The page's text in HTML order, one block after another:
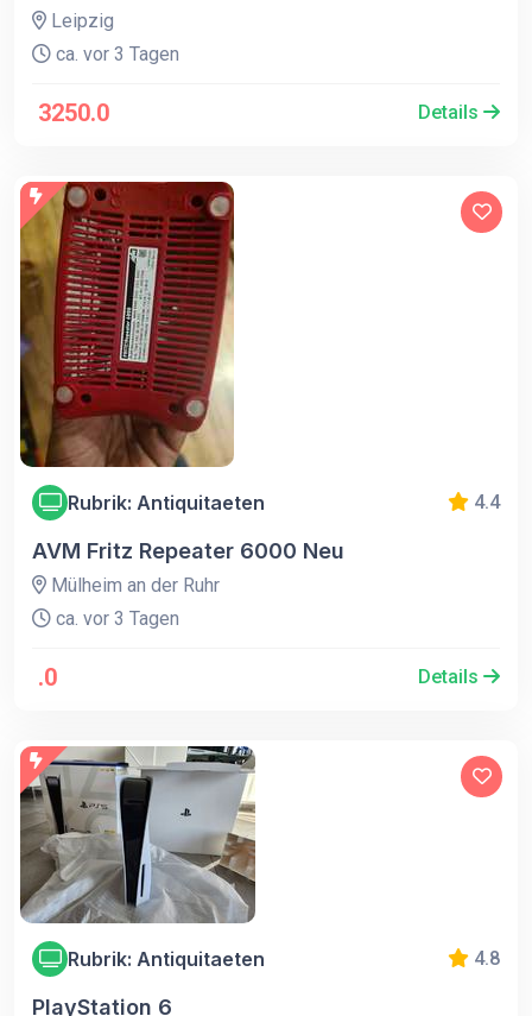
Leipzig
ca. vor 3 Tagen
3250.0 Details
Rubrik: Antiquitaeten 4.4
AVM Fritz Repeater 6000 Neu
Mülheim an der Ruhr
ca. vor 3 Tagen
.0 Details
Rubrik: Antiquitaeten 4.8
PlayStation 6